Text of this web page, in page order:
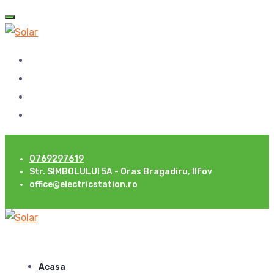
0769297619
Str. SIMBOLULUI 5A - Oras Bragadiru, Ilfov
office@electricstation.ro
Acasa